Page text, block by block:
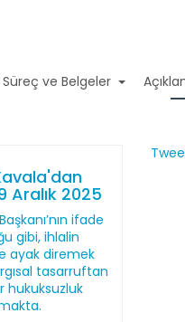
Süreç ve Belgeler
Aralık 2025
ifade
gibi, ihlalin
ayak diremek
tasarruftan
hukuksuzluk